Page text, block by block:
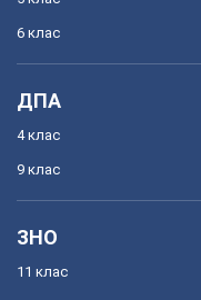
6 клас
ДПА
4 клас
9 клас
ЗНО
11 клас